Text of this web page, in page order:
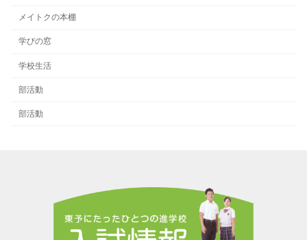
メイトクの本棚
学びの窓
学校生活
部活動
部活動